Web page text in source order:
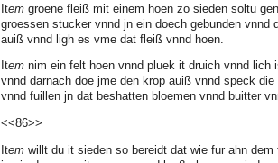
Item groene fleiß mit einem hoen zo sieden soltu
groessen stucker vnnd jn ein doech gebunden vnnd
auiß vnnd ligh es vme dat fleiß vnnd hoen.
Item nim ein felt hoen vnnd pluek it druich vnnd lich
vnnd darnach doe jme den krop auiß vnnd speck
vnnd fuillen jn dat beshatten bloemen vnnd buitter
<<86>>
Item willt du it sieden so bereidt dat wie fur ahn dem